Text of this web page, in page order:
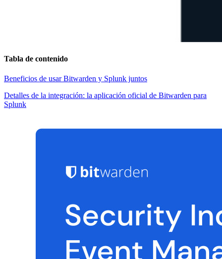
Tabla de contenido
Beneficios de usar Bitwarden y Splunk juntos
Detalles de la integración: la aplicación oficial de Bitwarden para
Splunk